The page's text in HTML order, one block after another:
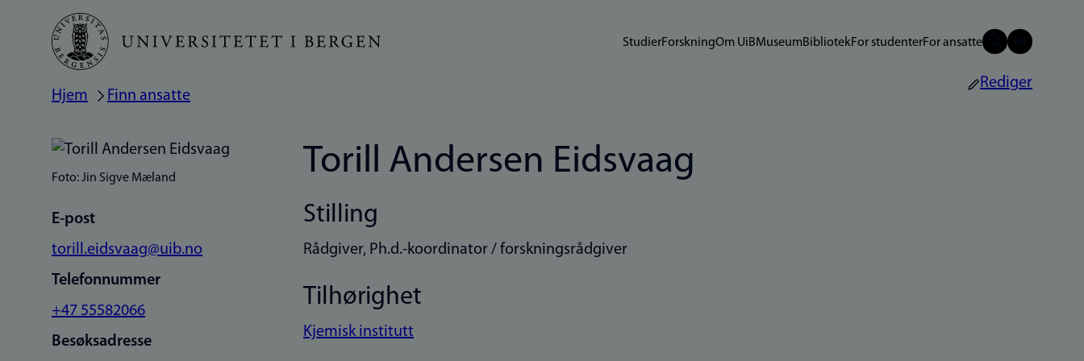
Hopp
hovedinnhold
StudierForskningOm UiBMuseumBibliotekFor studenterFor ansatte
Navigasjonssti
Hjem Finn ansatte
Rediger
Foto: Jin Sigve Mæland
E-post
torill.eidsvaag@uib.no
Telefonnummer
+47 55582066
Besøksadresse
Torill Andersen Eidsvaag
Stilling
Rådgiver, Ph.d.-koordinator / forskningsrådgiver
Tilhørighet
Kjemisk institutt